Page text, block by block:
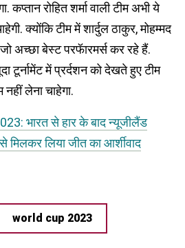
कप्तान रोहित शर्मा वाली टीम अभी ये
क्योंकि टीम में शार्दुल ठाकुर, मोहम्मद
अच्छा बेस्ट परफॅारमर्स कर रहे हैं.
टूर्नामेंट में प्रर्दशन को देखते हुए टीम
लेना चाहेगा.
भारत से हार के बाद न्यूजीलैंड
मिलकर लिया जीत का आर्शीवाद
world cup 2023